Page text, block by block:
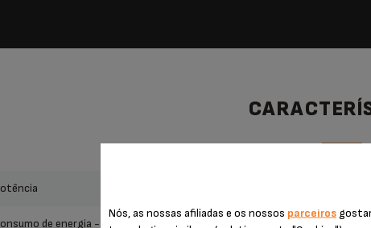
potência
consumo de energia - modo desligado (w)
Nós, as nossas afiliadas e os nossos parceiros